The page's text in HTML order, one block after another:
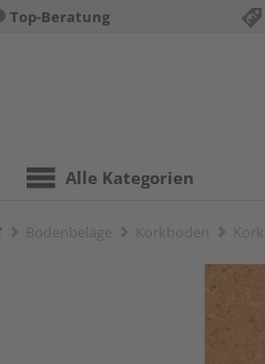
Top-Beratung
Alle Kategorien
Home